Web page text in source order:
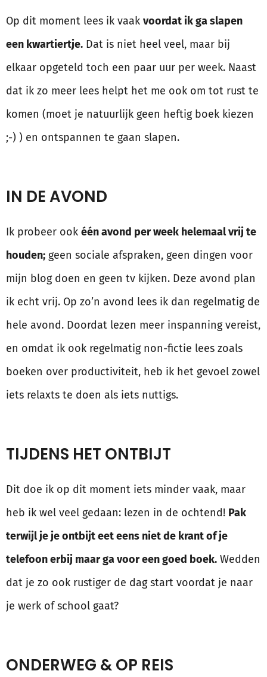
Op dit moment lees ik vaak voordat ik ga slapen
een kwartiertje. Dat is niet heel veel, maar bij
elkaar opgeteld toch een paar uur per week. Naast
dat ik zo meer lees helpt het me ook om tot rust te
komen (moet je natuurlijk geen heftig boek kiezen
;-) ) en ontspannen te gaan slapen.
IN DE AVOND
Ik probeer ook één avond per week helemaal vrij te
houden; geen sociale afspraken, geen dingen voor
mijn blog doen en geen tv kijken. Deze avond plan
ik echt vrij. Op zo’n avond lees ik dan regelmatig de
hele avond. Doordat lezen meer inspanning vereist,
en omdat ik ook regelmatig non-fictie lees zoals
boeken over productiviteit, heb ik het gevoel zowel
iets relaxts te doen als iets nuttigs.
TIJDENS HET ONTBIJT
Dit doe ik op dit moment iets minder vaak, maar
heb ik wel veel gedaan: lezen in de ochtend! Pak
terwijl je je ontbijt eet eens niet de krant of je
telefoon erbij maar ga voor een goed boek. Wedden
dat je zo ook rustiger de dag start voordat je naar
je werk of school gaat?
ONDERWEG & OP REIS